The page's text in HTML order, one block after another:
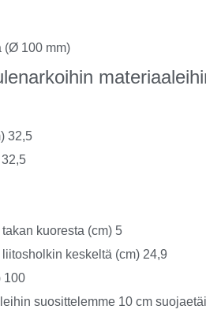
(Ø 100 mm)
32,5
kuoresta (cm) 5
keskeltä (cm) 24,9
100
suosittelemme 10 cm